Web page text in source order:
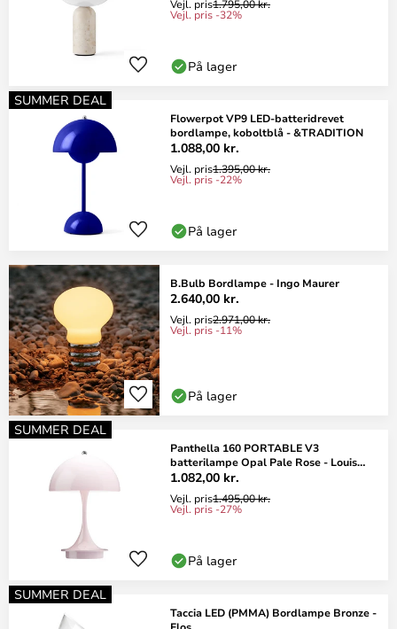
Vejl. pris1.795,00 kr.
Vejl. pris -32%
På lager
SUMMER DEAL
Flowerpot VP9 LED-batteridrevet
bordlampe, koboltblå - &TRADITION
1.088,00 kr.
Vejl. pris1.395,00 kr.
Vejl. pris -22%
På lager
B.Bulb Bordlampe - Ingo Maurer
2.640,00 kr.
Vejl. pris2.971,00 kr.
Vejl. pris -11%
På lager
SUMMER DEAL
Panthella 160 PORTABLE V3
batterilampe Opal Pale Rose - Louis
Poulsen
1.082,00 kr.
Vejl. pris1.495,00 kr.
Vejl. pris -27%
På lager
SUMMER DEAL
Taccia LED (PMMA) Bordlampe Bronze -